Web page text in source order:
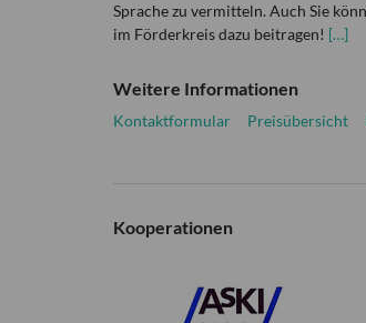
Sprache zu vermitteln. Auch Sie
im Förderkreis dazu beitragen! […]
Weitere Informationen
Kontaktformular Preisübersicht
Kooperationen